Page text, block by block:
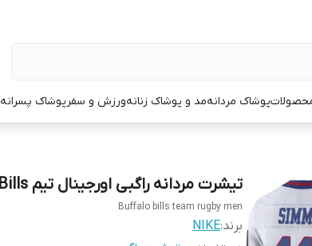
پوشاک مردانهمد و پوشاک زنانهورزش و سفرپوشاک پسرانه
تیشرت مردانه راگبی اورجینال تیم Buffalo Bills
Buffalo bills team rugby men
برند:NIKE